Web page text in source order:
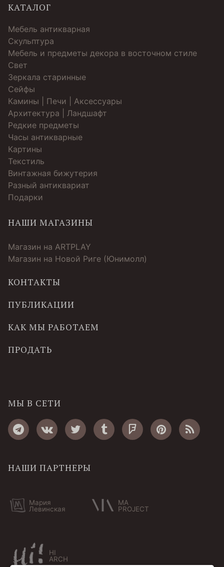
КАТАЛОГ
Мебель антикварная
Скульптура
Мебель и предметы декора в восточном стиле
Свет
Зеркала старинные
Cейфы
Камины | Печи | Аксессуары
Архитектура | Ландшафт
Редкие предметы
Часы антикварные
Картины
Текстиль
Винтажная бижутерия
Разный антиквариат
Подарки
НАШИ МАГАЗИНЫ
Магазин на ARTPLAY
Магазин на Новой Риге (Юнимолл)
КОНТАКТЫ
ПУБЛИКАЦИИ
КАК МЫ РАБОТАЕМ
ПРОДАТЬ
МЫ В СЕТИ
НАШИ ПАРТНЕРЫ
Мария
Левинская
MA
PROJECT
HI
ARCH